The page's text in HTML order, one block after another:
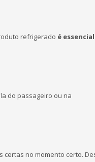
refrigerado é essencial
do passageiro ou na
no momento certo.